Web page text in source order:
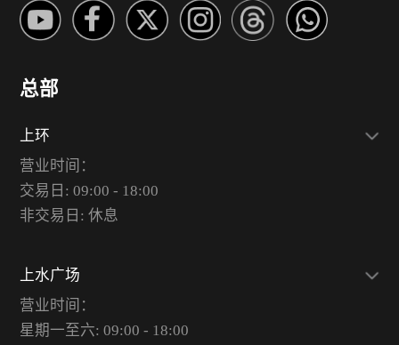
总部
上环
营业时间：
交易日: 09:00 - 18:00
非交易日: 休息
上水广场
营业时间：
星期一至六: 09:00 - 18:00